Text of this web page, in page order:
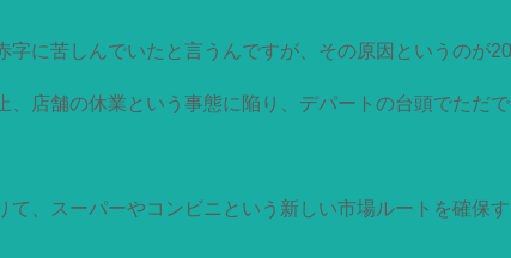
字に苦しんでいたと言うんですが、その原因というのが
、店舗の休業という事態に陥り、デパートの台頭でただ
て、スーパーやコンビニという新しい市場ルートを確保